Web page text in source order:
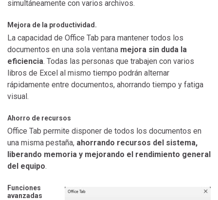
simultáneamente con varios archivos.
Mejora de la productividad.
La capacidad de Office Tab para mantener todos los
documentos en una sola ventana mejora sin duda la
eficiencia. Todas las personas que trabajen con varios
libros de Excel al mismo tiempo podrán alternar
rápidamente entre documentos, ahorrando tiempo y fatiga
visual.
Ahorro de recursos
Office Tab permite disponer de todos los documentos en
una misma pestaña, ahorrando recursos del sistema,
liberando memoria y mejorando el rendimiento general
del equipo.
Funciones
avanzadas